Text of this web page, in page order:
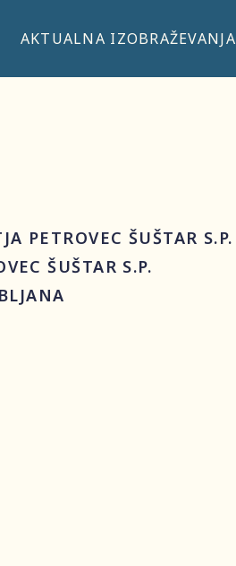
AKTUALNA IZOBRAŽEVANJA
PETROVEC ŠUŠTAR S.P.
ŠUŠTAR S.P.